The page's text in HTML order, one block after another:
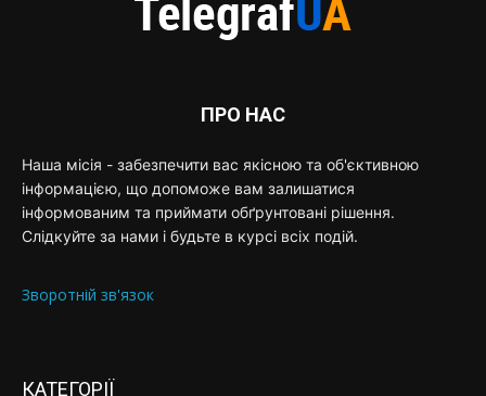
ПРО НАС
Наша місія - забезпечити вас якісною та об'єктивною
інформацією, що допоможе вам залишатися
інформованим та приймати обґрунтовані рішення.
Слідкуйте за нами і будьте в курсі всіх подій.
Зворотній зв'язок
КАТЕГОРІЇ